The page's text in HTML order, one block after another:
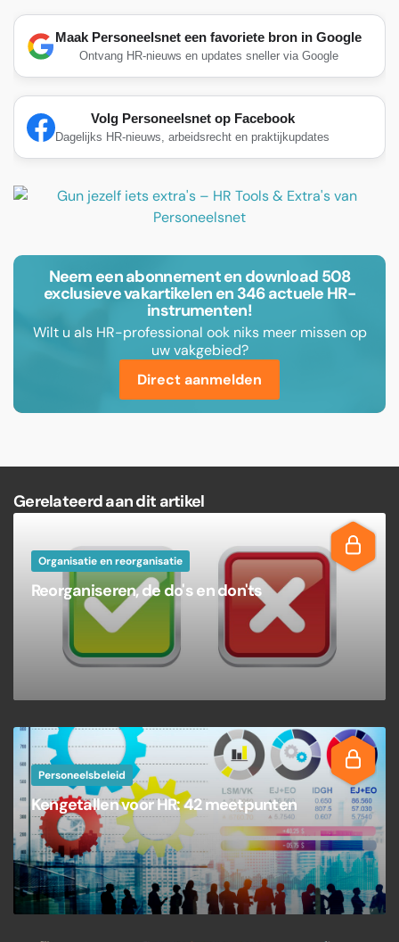
Maak Personeelsnet een favoriete bron in Google
Ontvang HR-nieuws en updates sneller via Google
Volg Personeelsnet op Facebook
Dagelijks HR-nieuws, arbeidsrecht en praktijkupdates
Neem een abonnement en download 508
exclusieve vakartikelen en 346 actuele HR-
instrumenten!
Wilt u als HR-professional ook niks meer missen op
uw vakgebied?
Direct aanmelden
Gerelateerd aan dit artikel
Organisatie en reorganisatie
Reorganiseren, de do's en don'ts
Personeelsbeleid
Kengetallen voor HR: 42 meetpunten